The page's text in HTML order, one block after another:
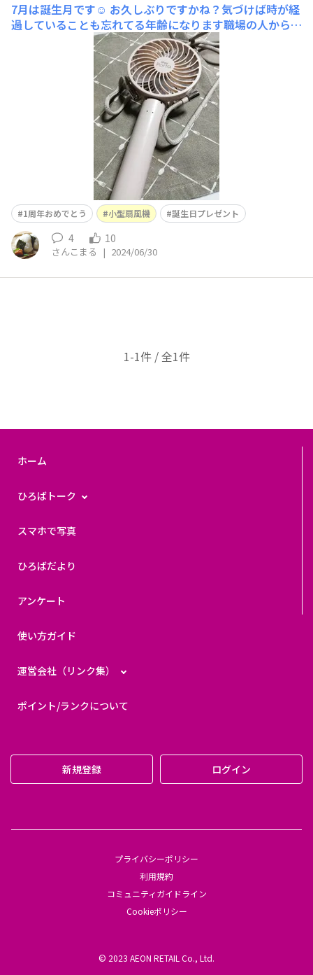
7月は誕生月です☺️ お久しぶりですかね？気づけば時が経
過していることも忘れてる年齢になります職場の人からい
ただきました☺️この時期必須アイテムになりそうな折り畳
み式小型扇風機☺️
1周年おめでとう 小型扇風機 誕生日プレゼント
4 10
さんこまる | 2024/06/30
1-1件 / 全1件
ホーム
ひろばトーク
スマホで写真
ひろばだより
アンケート
使い方ガイド
運営会社（リンク集）
ポイント/ランクについて
新規登録 ログイン
プライバシーポリシー
利用規約
コミュニティガイドライン
Cookieポリシー
© 2023 AEON RETAIL Co., Ltd.